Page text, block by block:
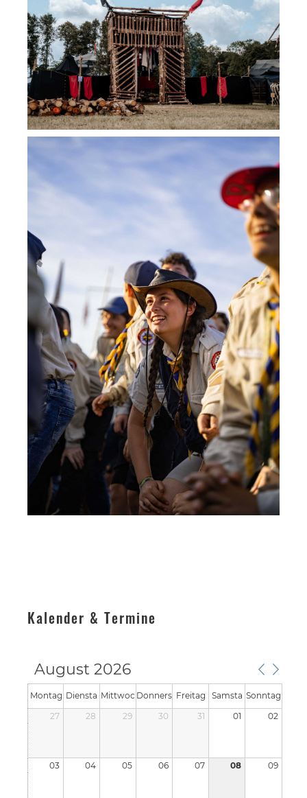
Kalender & Termine
August 2026
Montag Diensta Mittwoc Donners
tag
Freitag
Samsta Sonntag
27
28 29 30 31 01 02
03 04 05 06 07 08 09